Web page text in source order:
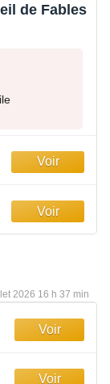
de Fables
2026 16 h 37 min